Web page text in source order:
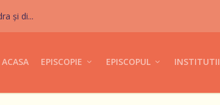
și di...
ACASA EPISCOPIE EPISCOPUL INSTITUTII